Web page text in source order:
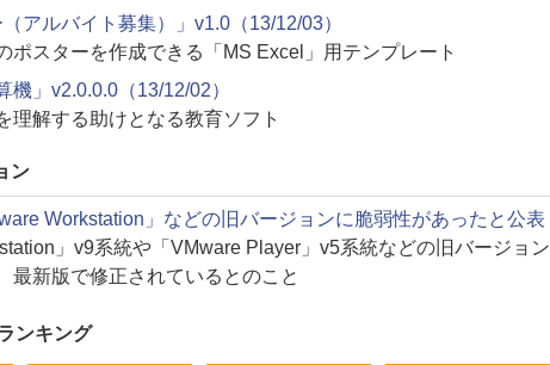
（アルバイト募集）」v1.0（13/12/03）
ポスターを作成できる「MS Excel」用テンプレート
機」v2.0.0.0（13/12/02）
理解する助けとなる教育ソフト
ン
Workstation」などの旧バージョンに脆弱性があったと公表
」v9系統や「VMware Player」v5系統などの旧バージョン
最新版で修正されているとのこと
ンキング